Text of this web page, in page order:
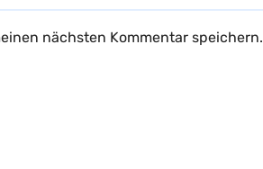
nächsten Kommentar speichern.